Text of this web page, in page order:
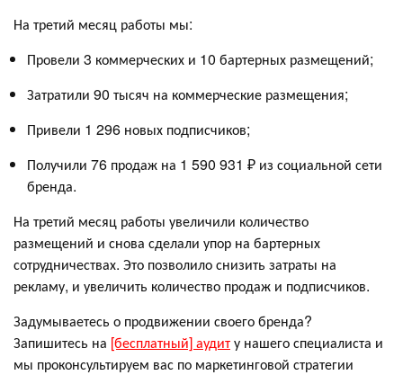
На третий месяц работы мы:
Провели 3 коммерческих и 10 бартерных размещений;
Затратили 90 тысяч на коммерческие размещения;
Привели 1 296 новых подписчиков;
Получили 76 продаж на 1 590 931 ₽ из социальной сети
бренда.
На третий месяц работы увеличили количество
размещений и снова сделали упор на бартерных
сотрудничествах. Это позволило снизить затраты на
рекламу, и увеличить количество продаж и подписчиков.
Задумываетесь о продвижении своего бренда?
Запишитесь на [бесплатный] аудиту нашего специалиста и
мы проконсультируем вас по маркетинговой стратегии